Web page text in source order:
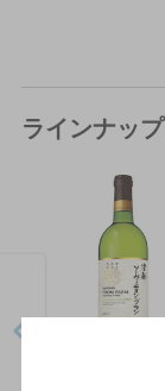
ラインナップ